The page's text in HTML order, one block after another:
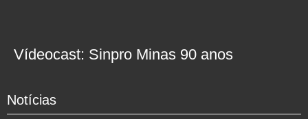
Vídeocast: Sinpro Minas 90 anos
Notícias